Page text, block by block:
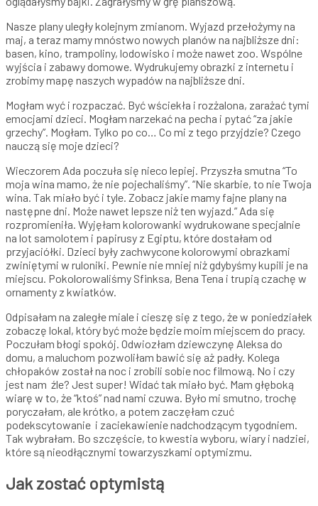
Nasze plany uległy kolejnym zmianom. Wyjazd przełożymy na
maj, a teraz mamy mnóstwo nowych planów na najbliższe dni:
basen, kino, trampoliny, lodowisko i może nawet zoo. Wspólne
wyjścia i zabawy domowe. Wydrukujemy obrazki z internetu i
zrobimy mapę naszych wypadów na najbliższe dni.
Mogłam wyć i rozpaczać. Być wściekła i rozżalona, zarażać tymi
emocjami dzieci. Mogłam narzekać na pecha i pytać “za jakie
grzechy”. Mogłam. Tylko po co… Co mi z tego przyjdzie? Czego
nauczą się moje dzieci?
Wieczorem Ada poczuła się nieco lepiej. Przyszła smutna “To
moja wina mamo, że nie pojechaliśmy”. “Nie skarbie, to nie Twoja
wina. Tak miało być i tyle. Zobacz jakie mamy fajne plany na
następne dni. Może nawet lepsze niż ten wyjazd.” Ada się
rozpromieniła. Wyjęłam kolorowanki wydrukowane specjalnie
na lot samolotem i papirusy z Egiptu, które dostałam od
przyjaciółki. Dzieci były zachwycone kolorowymi obrazkami
zwiniętymi w ruloniki. Pewnie nie mniej niż gdybyśmy kupili je na
miejscu. Pokolorowaliśmy Sfinksa, Bena Tena i trupią czachę w
ornamenty z kwiatków.
Odpisałam na zaległe miale i cieszę się z tego, że w poniedziałek
zobaczę lokal, który być może będzie moim miejscem do pracy.
Poczułam błogi spokój. Odwiozłam dziewczynę Aleksa do
domu, a maluchom pozwoliłam bawić się aż padły. Kolega
chłopaków został na noc i zrobili sobie noc filmową. No i czy
jest nam źle? Jest super! Widać tak miało być. Mam głęboką
wiarę w to, że “ktoś” nad nami czuwa. Było mi smutno, trochę
poryczałam, ale krótko, a potem zaczęłam czuć
podekscytowanie i zaciekawienie nadchodzącym tygodniem.
Tak wybrałam. Bo szczęście, to kwestia wyboru, wiary i nadziei,
które są nieodłącznymi towarzyszkami optymizmu.
Jak zostać optymistą